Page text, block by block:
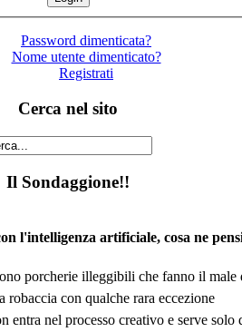
Password dimenticata?
Nome utente dimenticato?
Registrati
Cerca nel sito
Il Sondaggione!!
l'intelligenza artificiale, cosa ne
porcherie illeggibili che fanno il male
robaccia con qualche rara eccezione
entra nel processo creativo e serve